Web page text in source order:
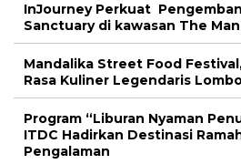
InJourney Perkuat
Sanctuary di kawasan The
Mandalika Street Food
Rasa Kuliner Legendaris
Program “Liburan Nyaman
ITDC Hadirkan Destinasi
Pengalaman